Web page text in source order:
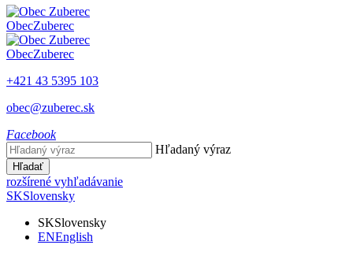
ObecZuberec
ObecZuberec
+421 43 5395 103
obec@zuberec.sk
Facebook
Hľadaný výraz
Hľadať
rozšírené vyhľadávanie
SKSlovensky
SKSlovensky
ENEnglish